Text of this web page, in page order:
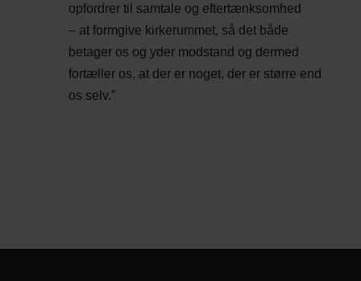
opfordrer til samtale og eftertænksomhed
– at formgive kirkerummet, så det både
betager os og yder modstand og dermed
fortæller os, at der er noget, der er større end
os selv.”